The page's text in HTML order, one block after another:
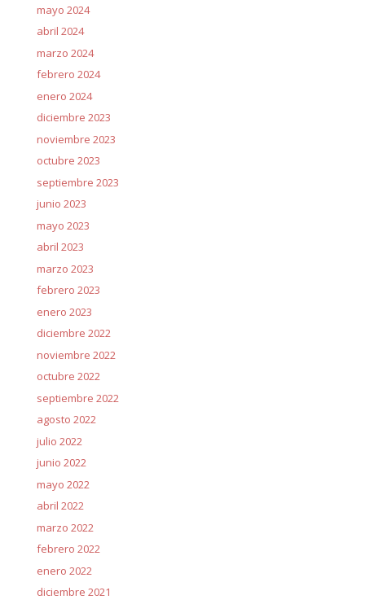
mayo 2024
abril 2024
marzo 2024
febrero 2024
enero 2024
diciembre 2023
noviembre 2023
octubre 2023
septiembre 2023
junio 2023
mayo 2023
abril 2023
marzo 2023
febrero 2023
enero 2023
diciembre 2022
noviembre 2022
octubre 2022
septiembre 2022
agosto 2022
julio 2022
junio 2022
mayo 2022
abril 2022
marzo 2022
febrero 2022
enero 2022
diciembre 2021